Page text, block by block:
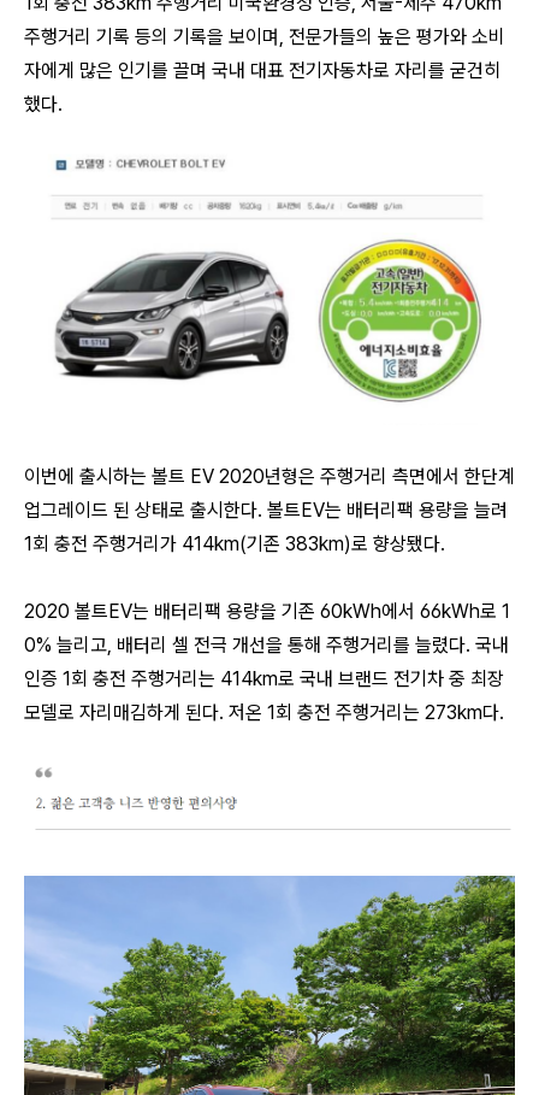
주행거리 기록 등의 기록을 보이며, 전문가들의 높은 평가와 소비
자에게 많은 인기를 끌며 국내 대표 전기자동차로 자리를 굳건히
했다.
이번에 출시하는 볼트 EV 2020년형은 주행거리 측면에서 한단계
업그레이드 된 상태로 출시한다. 볼트EV는 배터리팩 용량을 늘려
1회 충전 주행거리가 414km(기존 383km)로 향상됐다.
2020 볼트EV는 배터리팩 용량을 기존 60kWh에서 66kWh로 1
0% 늘리고, 배터리 셀 전극 개선을 통해 주행거리를 늘렸다. 국내
인증 1회 충전 주행거리는 414km로 국내 브랜드 전기차 중 최장
모델로 자리매김하게 된다. 저온 1회 충전 주행거리는 273km다.